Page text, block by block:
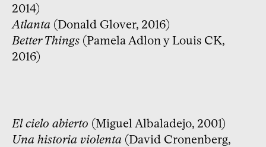
2014)
Atlanta (Donald Glover, 2016)
Better Things (Pamela Adlon y Louis CK,
2016)
El cielo abierto (Miguel Albaladejo, 2001)
Una historia violenta (David Cronenberg,